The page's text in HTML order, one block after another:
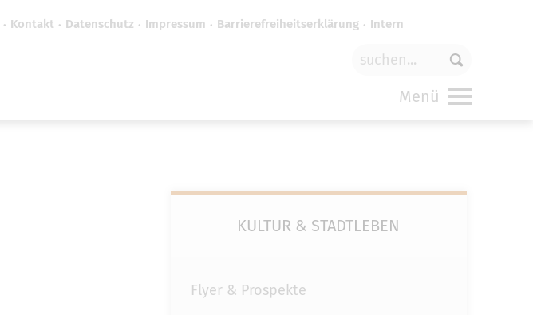
Kontakt Datenschutz Impressum Barrierefreiheitserklärung Intern
Menü
KULTUR & STADTLEBEN
Flyer & Prospekte
in den